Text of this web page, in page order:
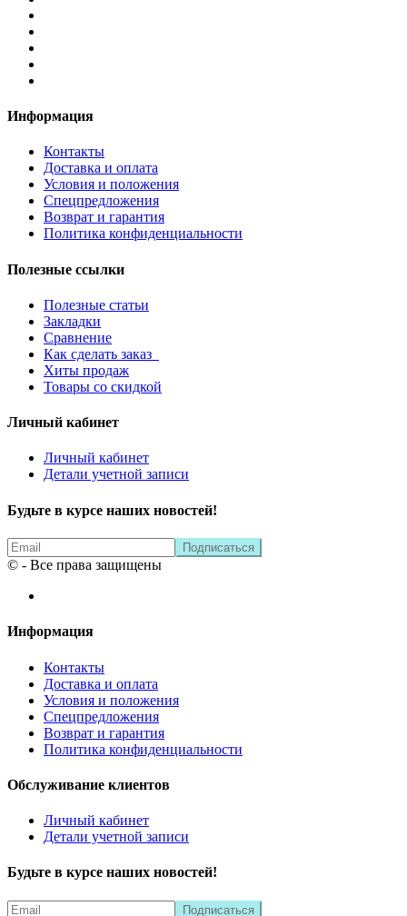
Информация
Контакты
Доставка и оплата
Условия и положения
Спецпредложения
Возврат и гарантия
Политика конфиденциальности
Полезные ссылки
Полезные статьи
Закладки
Сравнение
Как сделать заказ
Хиты продаж
Товары со скидкой
Личный кабинет
Личный кабинет
Детали учетной записи
Будьте в курсе наших новостей!
© - Все права защищены
Информация
Контакты
Доставка и оплата
Условия и положения
Спецпредложения
Возврат и гарантия
Политика конфиденциальности
Обслуживание клиентов
Личный кабинет
Детали учетной записи
Будьте в курсе наших новостей!